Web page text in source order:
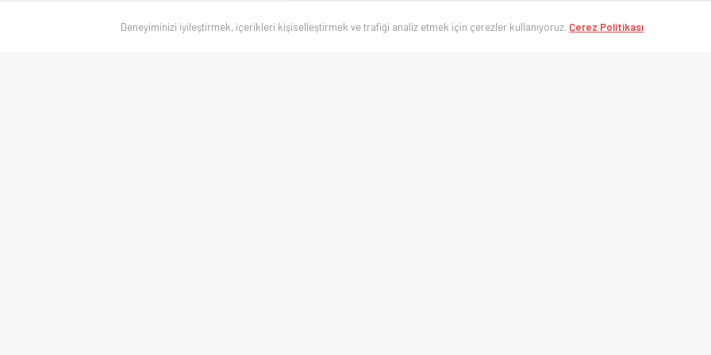
Deneyiminizi iyileştirmek, içerikleri kişiselleştirmek ve trafiği analiz etmek için çerezler kullanıyoruz. Çerez Politikası